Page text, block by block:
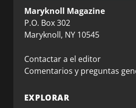
Maryknoll Magazine
P.O. Box 302
Maryknoll, NY 10545
Contactar a el editor
Comentarios y preguntas
EXPLORAR